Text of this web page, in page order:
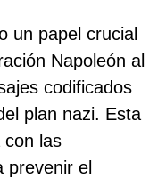
un papel crucial
Napoleón al
codificados
plan nazi. Esta
con las
prevenir el